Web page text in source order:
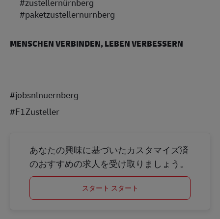
#paketzustellernurnberg
MENSCHEN VERBINDEN, LEBEN VERBESSERN
#jobsnlnuernberg
#F1Zusteller
あなたの興味に基づいたカスタマイズ済
のおすすめの求人を受け取りましょう。
スタート スタート